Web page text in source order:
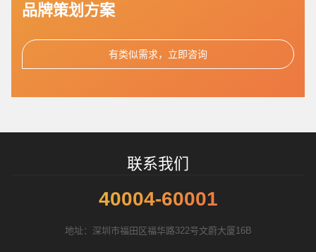
品牌策划方案
有类似需求，立即咨询
联系我们
40004-60001
地址：深圳市福田区福华路322号文蔚大厦16B